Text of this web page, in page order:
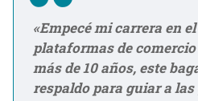
«Empecé mi carrera en
plataformas de
más de 10 años, este
respaldo para guiar a